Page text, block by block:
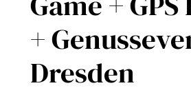
+
Dresden